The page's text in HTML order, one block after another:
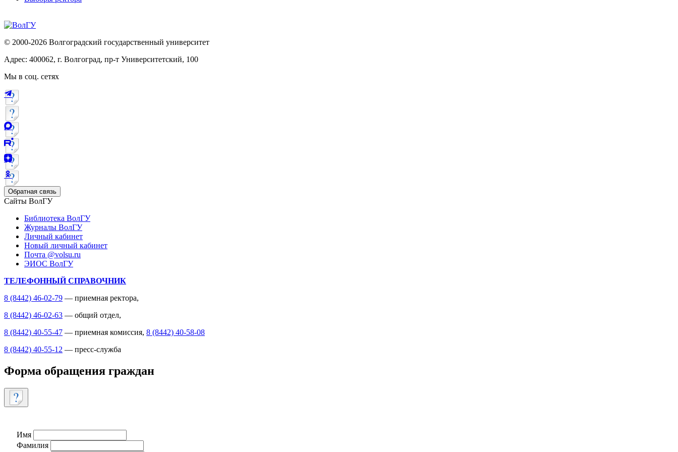
© 2000-2026 Волгоградский государственный университет
Адрес: 400062, г. Волгоград, пр-т Университетский, 100
Мы в соц. сетях
Обратная связь
Сайты ВолГУ
Библиотека ВолГУ
Журналы ВолГУ
Личный кабинет
Новый личный кабинет
Почта @volsu.ru
ЭИОС ВолГУ
ТЕЛЕФОННЫЙ СПРАВОЧНИК
8 (8442) 46-02-79 — приемная ректора,
8 (8442) 46-02-63 — общий отдел,
8 (8442) 40-55-47 — приемная комиссия, 8 (8442) 40-58-08
8 (8442) 40-55-12 — пресс-служба
Форма обращения граждан
Имя
Фамилия